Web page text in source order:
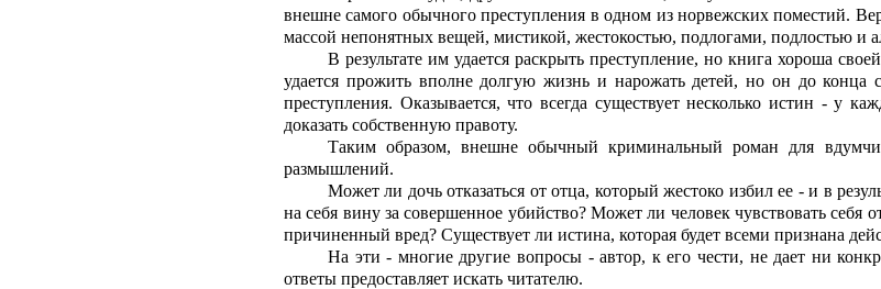
внешне самого обычного преступления в одном из норвежских поместий.
массой непонятных вещей, мистикой, жестокостью, подлогами, подлостью и
В результате им удается раскрыть преступление, но книга хороша
удается прожить вполне долгую жизнь и нарожать детей, но он до
преступления. Оказывается, что всегда существует несколько истин - у
доказать собственную правоту.
Таким образом, внешне обычный криминальный роман для
размышлений.
Может ли дочь отказаться от отца, который жестоко избил ее - и в
на себя вину за совершенное убийство? Может ли человек чувствовать
причиненный вред? Существует ли истина, которая будет всеми признана
На эти - многие другие вопросы - автор, к его чести, не дает ни
ответы предоставляет искать читателю.